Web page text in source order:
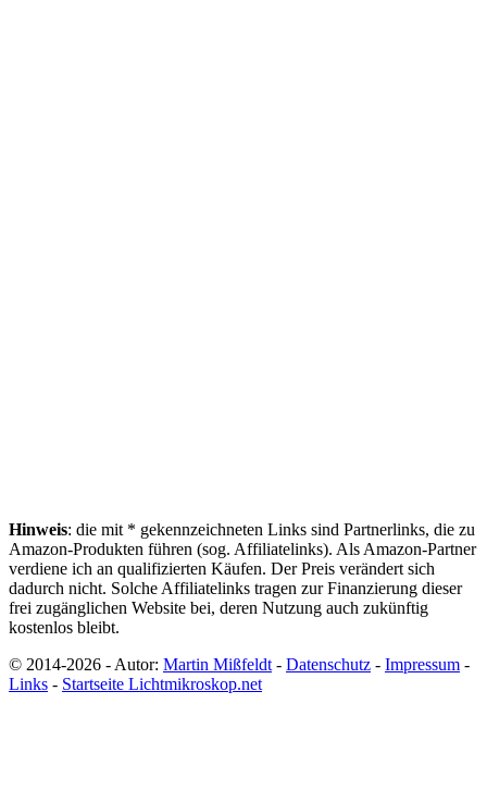
Hinweis: die mit * gekennzeichneten Links sind Partnerlinks, die zu
Amazon-Produkten führen (sog. Affiliatelinks). Als Amazon-Partner
verdiene ich an qualifizierten Käufen. Der Preis verändert sich
dadurch nicht. Solche Affiliatelinks tragen zur Finanzierung dieser
frei zugänglichen Website bei, deren Nutzung auch zukünftig
kostenlos bleibt.
© 2014-2026 - Autor: Martin Mißfeldt - Datenschutz - Impressum -
Links - Startseite Lichtmikroskop.net